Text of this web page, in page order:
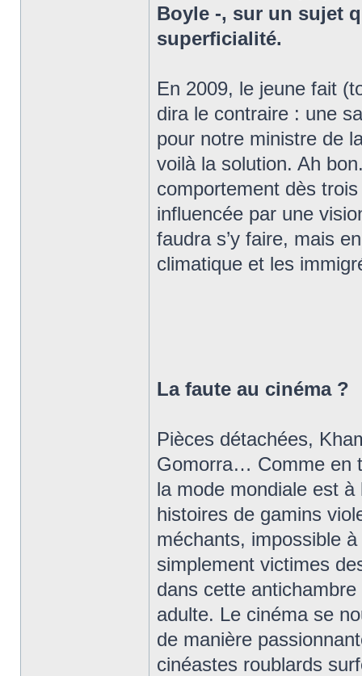
Boyle -, sur un sujet
superficialité.
En 2009, le jeune fait
dira le contraire : une
pour notre ministre de
voilà la solution. Ah
comportement dès
influencée par une
faudra s’y faire, mais
climatique et les
La faute au cinéma ?
Pièces détachées,
Gomorra… Comme en
la mode mondiale est à
histoires de gamins
méchants, impossible
simplement victimes
dans cette
adulte. Le cinéma se
de manière
cinéastes roublards